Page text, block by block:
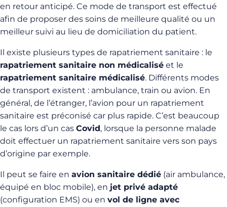
en retour anticipé. Ce mode de transport est effectué
afin de proposer des soins de meilleure qualité ou un
meilleur suivi au lieu de domiciliation du patient.
Il existe plusieurs types de rapatriement sanitaire : le
rapatriement sanitaire non médicalisé et le
rapatriement sanitaire médicalisé. Différents modes
de transport existent : ambulance, train ou avion. En
général, de l’étranger, l’avion pour un rapatriement
sanitaire est préconisé car plus rapide. C’est beaucoup
le cas lors d’un cas Covid, lorsque la personne malade
doit effectuer un rapatriement sanitaire vers son pays
d’origine par exemple.
Il peut se faire en avion sanitaire dédié (air ambulance,
équipé en bloc mobile), en jet privé adapté
(configuration EMS) ou en vol de ligne avec